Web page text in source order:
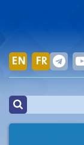
EN FR